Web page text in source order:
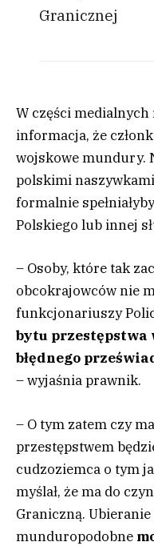
Granicznej
W części medialnych
informacja, że
wojskowe mundury.
polskimi
formalnie
Polskiego lub innej
– Osoby, które tak
obcokrajowców nie
funkcjonariuszy
bytu
błędnego
– wyjaśnia prawnik.
– O tym zatem czy
przestępstwem
cudzoziemca o tym
myślał, że ma do
Graniczną.
munduropodobne